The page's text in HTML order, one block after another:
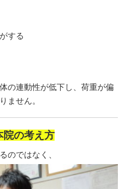
する
の連動性が低下し、荷重が偏
ません。
院の考え方
のではなく、